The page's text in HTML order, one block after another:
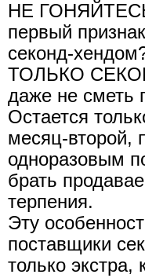
НЕ
первый
секонд-
ТОЛЬКО
даже не сметь
Остается
месяц-второй,
одноразовым
брать
терпения.
Эту
поставщики
только